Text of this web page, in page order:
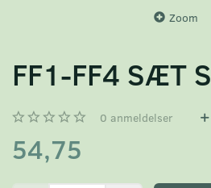
Zoom
FF1-FF4 SÆT
0 anmeldelser
54,75